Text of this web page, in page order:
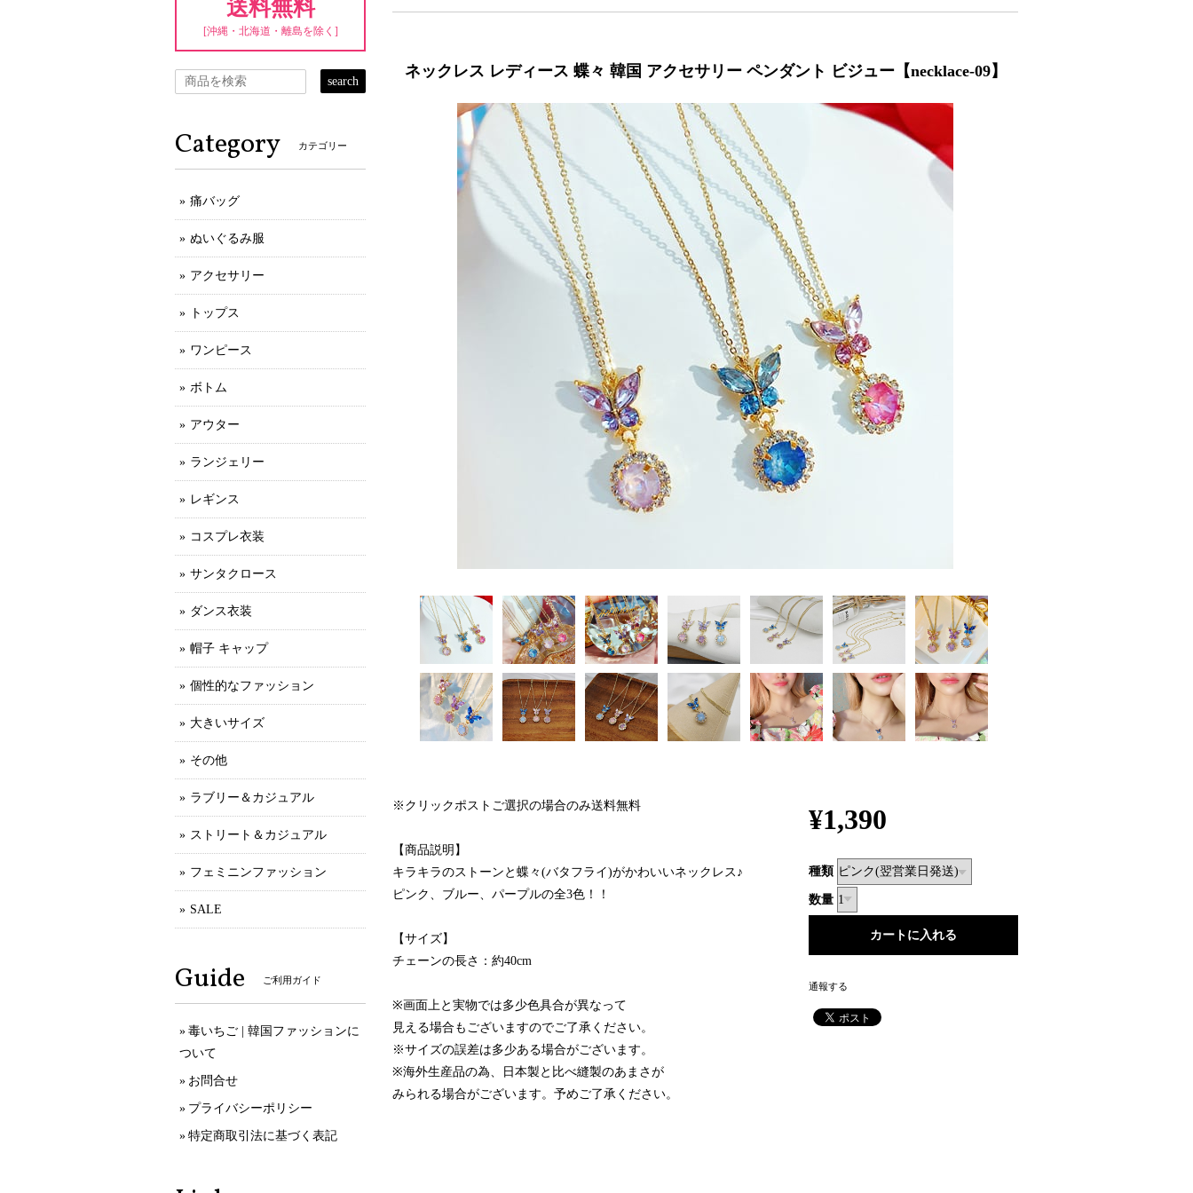
ネックレス レディース 蝶々 韓国 アクセサリー ペンダント ビジュー【necklace-09】
※クリックポストご選択の場合のみ送料無料
【商品説明】
キラキラのストーンと蝶々(バタフライ)がかわいいネックレス♪
ピンク、ブルー、パープルの全3色！！
【サイズ】
チェーンの長さ：約40cm
※画面上と実物では多少色具合が異なって
見える場合もございますのでご了承ください。
※サイズの誤差は多少ある場合がございます。
※海外生産品の為、日本製と比べ縫製のあまさが
みられる場合がございます。予めご了承ください。
¥1,390
種類
数量
通報する
送料無料
[沖縄・北海道・離島を除く]
search
Category カテゴリー
痛バッグ
ぬいぐるみ服
アクセサリー
トップス
ワンピース
ボトム
アウター
ランジェリー
レギンス
コスプレ衣装
サンタクロース
ダンス衣装
帽子 キャップ
個性的なファッション
大きいサイズ
その他
ラブリー＆カジュアル
ストリート＆カジュアル
フェミニンファッション
SALE
Guide ご利用ガイド
毒いちご | 韓国ファッションに
ついて
お問合せ
プライバシーポリシー
特定商取引法に基づく表記